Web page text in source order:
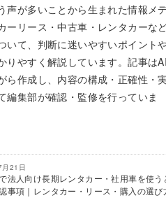
声が多いことから生まれた情報メ
ーリース・中古車・レンタカーな
いて、判断に迷いやすいポイント
りやすく解説しています。記事は
ら作成し、内容の構成・正確性・
編集部が確認・監修を行っていま
21日
法人向け長期レンタカー・社用車を使う
事項｜レンタカー・リース・購入の選び